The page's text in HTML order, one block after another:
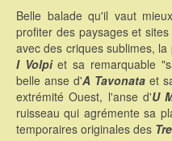
Belle balade qu'il vaut
profiter des paysages et
avec des criques sublimes,
I Volpiet sa remarquable
belle anse d'A Tavonata et
extrémité Ouest, l'anse d'U
ruisseau qui agrémente sa
temporaires originales des